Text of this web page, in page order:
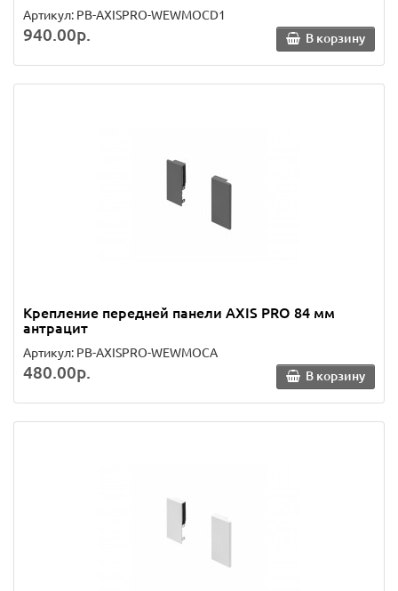
Артикул: PB-AXISPRO-WEWMOCD1
940.00р. В корзину
Крепление передней панели AXIS PRO 84 мм
антрацит
Артикул: PB-AXISPRO-WEWMOCA
480.00р. В корзину